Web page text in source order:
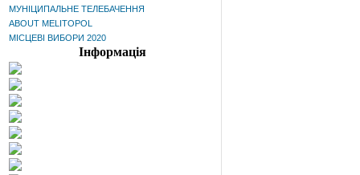
МУНІЦИПАЛЬНЕ ТЕЛЕБАЧЕННЯ
ABOUT MELITOPOL
МІСЦЕВІ ВИБОРИ 2020
Інформація